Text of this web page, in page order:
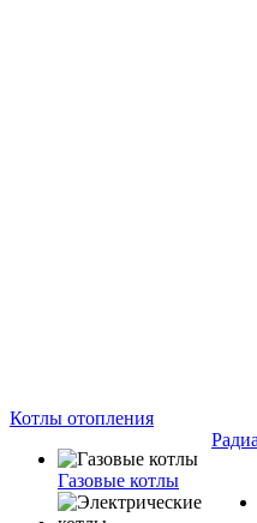
Котлы отопления
Газовые котлы